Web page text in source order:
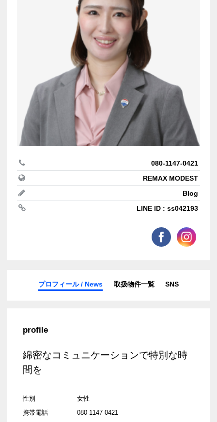
080-1147-0421
REMAX MODEST
Blog
LINE ID : ss042193
プロフィール / News 取扱物件一覧 SNS
profile
綿密なコミュニケーションで特別な時
間を
性別
女性
携帯電話
080-1147-0421